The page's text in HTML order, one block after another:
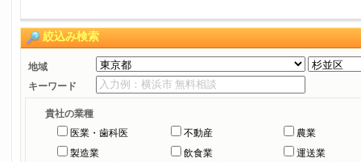
絞込み検索
地域
キーワード
貴社の業種
医業・歯科医
不動産
農業
製造業
飲食業
運送業